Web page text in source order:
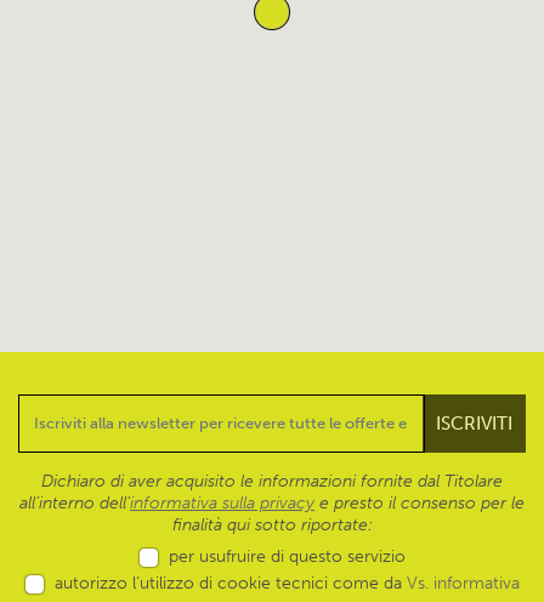
Dichiaro di aver acquisito le informazioni fornite dal Titolare
all’interno dell'informativa sulla privacy e presto il consenso per le
finalità qui sotto riportate:
per usufruire di questo servizio
autorizzo l’utilizzo di cookie tecnici come da Vs. informativa